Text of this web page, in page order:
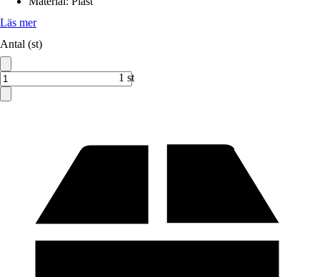
Läs mer
Antal (st)
1 st